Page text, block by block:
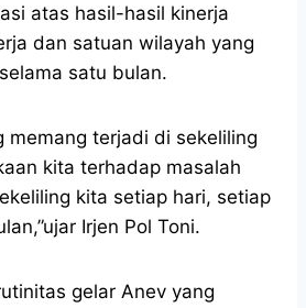
atas hasil-hasil kinerja
dan satuan wilayah yang
satu bulan.
memang terjadi di sekeliling
kita terhadap masalah
kita setiap hari, setiap
Irjen Pol Toni.
gelar Anev yang